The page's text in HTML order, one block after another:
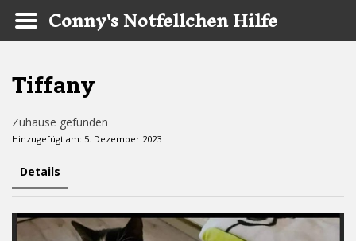
Tiffany
Zuhause gefunden
Hinzugefügt am: 5. Dezember 2023
Details
Conny's Notfellchen Hilfe